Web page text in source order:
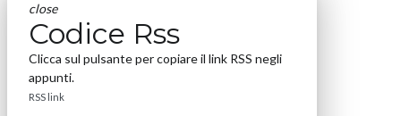
close
Codice Rss
Clicca sul pulsante per copiare il link RSS negli
appunti.
RSS link